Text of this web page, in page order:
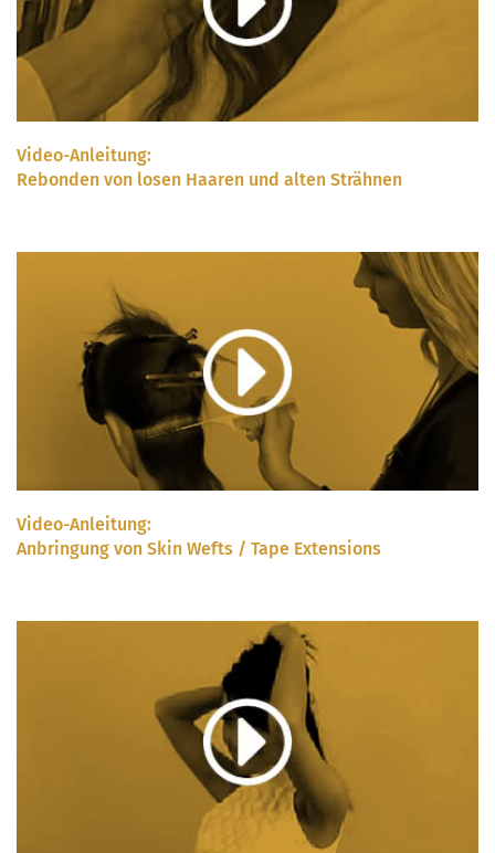
Video-Anleitung:
Rebonden von losen Haaren und alten Strähnen
Video-Anleitung:
Anbringung von Skin Wefts / Tape Extensions